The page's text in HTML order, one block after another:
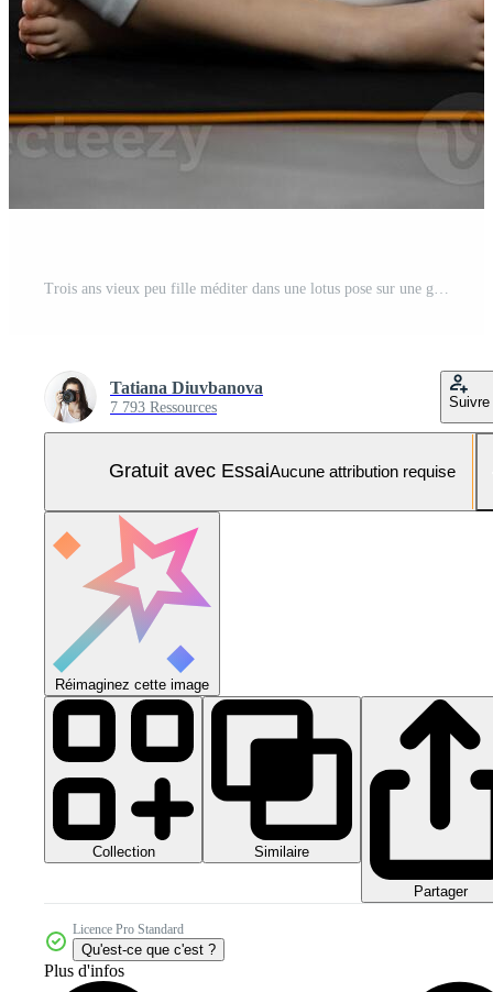
Tatiana Diuvbanova
7 793 Ressources Suivre
Gratuit avec EssaiAucune attribution requise
Réimaginez cette image
Collection Similaire
Partager
Licence Pro Standard
Qu'est-ce que c'est ?
Plus d'infos